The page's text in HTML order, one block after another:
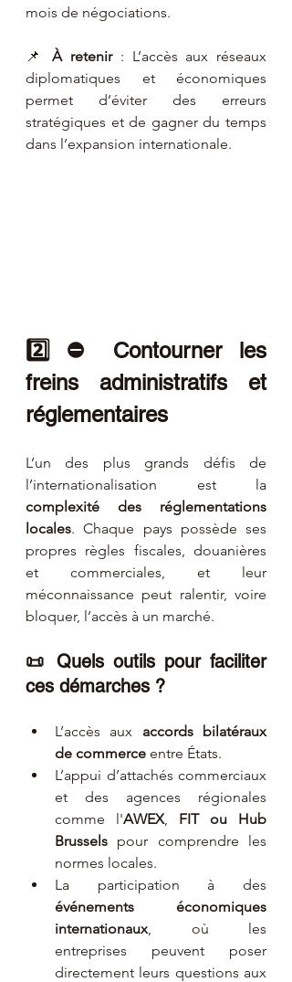
mois de négociations.
📌 À retenir : L’accès aux réseaux
diplomatiques et économiques
permet d’éviter des erreurs
stratégiques et de gagner du temps
dans l’expansion internationale.
2️⃣ ⛔ Contourner les
freins administratifs et
réglementaires
L’un des plus grands défis de
complexité des réglementations
locales. Chaque pays possède ses
propres règles fiscales, douanières
et commerciales, et leur
méconnaissance peut ralentir, voire
bloquer, l’accès à un marché.
📜 Quels outils pour faciliter
ces démarches ?
L’accès aux accords bilatéraux
de commerce entre États.
L’appui d’attachés commerciaux
et des agences régionales
comme l'AWEX, FIT ou Hub
Brussels pour comprendre les
normes locales.
événements économiques
internationaux, où les
entreprises peuvent poser
directement leurs questions aux